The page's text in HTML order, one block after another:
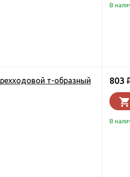
В
т-образный
803
В